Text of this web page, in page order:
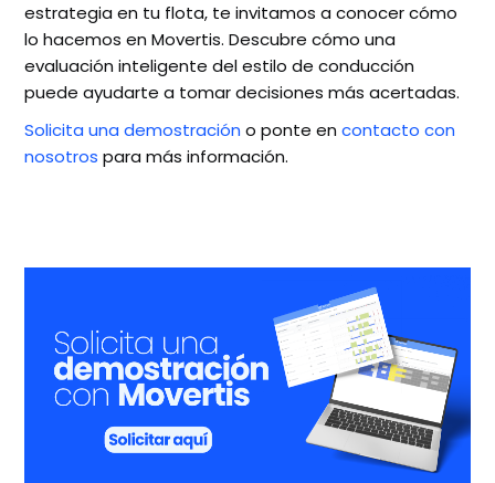
estrategia en tu flota, te invitamos a conocer cómo
lo hacemos en Movertis. Descubre cómo una
evaluación inteligente del estilo de conducción
puede ayudarte a tomar decisiones más acertadas.
Solicita una demostración o ponte encontacto con
nosotros para más información.